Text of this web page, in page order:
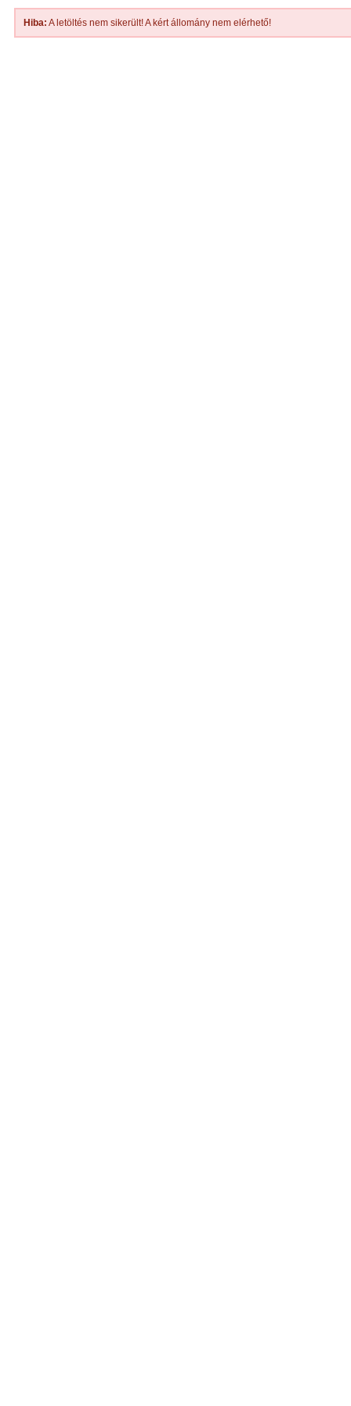
Hiba: A letöltés nem sikerült! A kért állomány nem elérhető!